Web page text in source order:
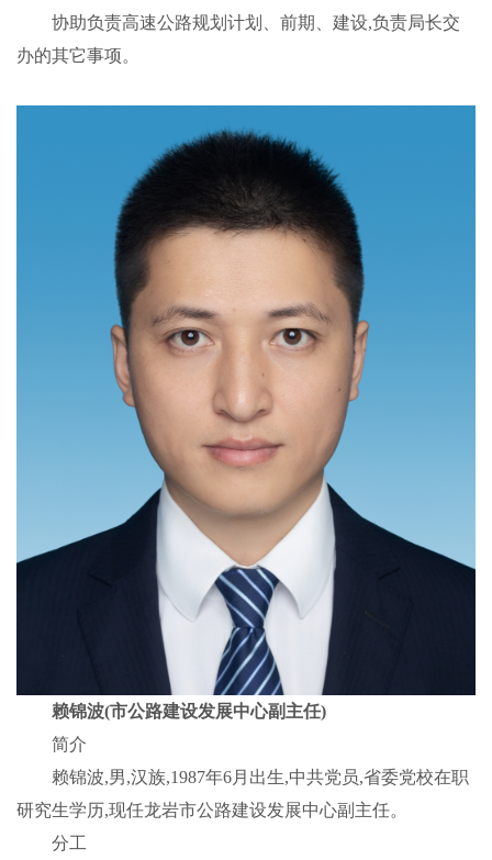
协助负责高速公路规划计划、前期、建设,负责局长交
办的其它事项。
赖锦波(市公路建设发展中心副主任)
简介
赖锦波,男,汉族,1987年6月出生,中共党员,省委党校在职
研究生学历,现任龙岩市公路建设发展中心副主任。
分工